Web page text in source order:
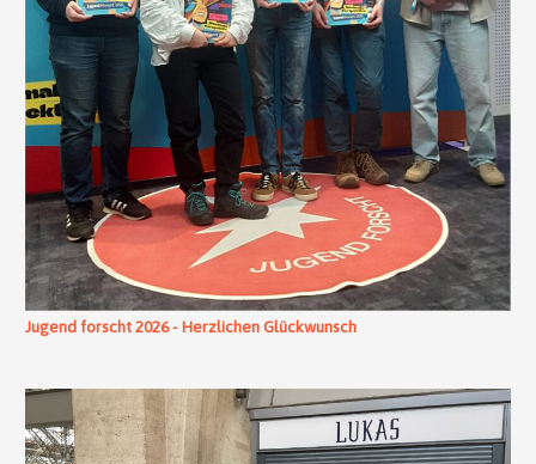
Jugend forscht 2026 - Herzlichen Glückwunsch